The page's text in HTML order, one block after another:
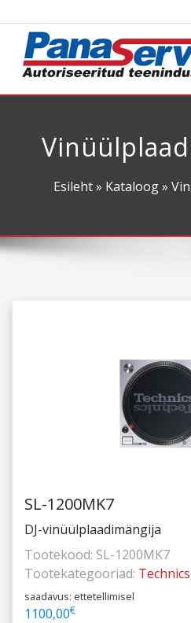
Esileht» Kataloog»
SL-1200MK7
DJ-vinüülplaadimängija
Tootekood: SL-1200MK7
Tootekategooriad: Technics
saadavus: ettetellimisel
1100,00€